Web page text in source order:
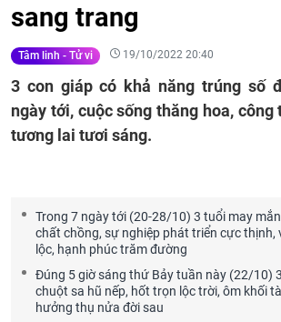
sang trang
Tâm linh - Tử vi 19/10/2022 20:40
3 con giáp có khả năng trúng số
ngày tới, cuộc sống thăng hoa, công
tương lai tươi sáng.
Trong 7 ngày tới (20-28/10) 3 tuổi may
chất chồng, sự nghiệp phát triển cực
lộc, hạnh phúc trăm đường
Đúng 5 giờ sáng thứ Bảy tuần này (22/10)
chuột sa hũ nếp, hốt trọn lộc trời, ôm khối
hưởng thụ nửa đời sau